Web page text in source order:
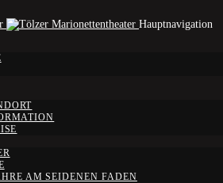
Hauptnavigation
AM SEIDENEN FADEN